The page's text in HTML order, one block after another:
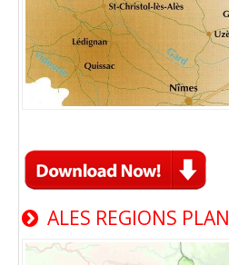
ALES REGIONS PLAN